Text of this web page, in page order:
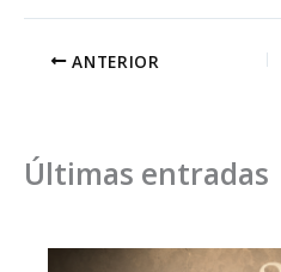
ANTERIOR
Últimas entradas